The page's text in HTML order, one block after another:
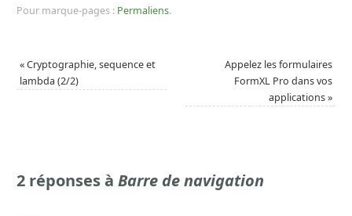
Pour marque-pages : Permaliens.
«Cryptographie, sequence et
lambda (2/2)
Appelez les formulaires
FormXL Pro dans vos
applications»
2 réponses à Barre de navigation